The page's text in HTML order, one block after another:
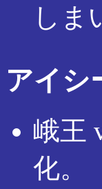
しま
アイシ
峨王
化。